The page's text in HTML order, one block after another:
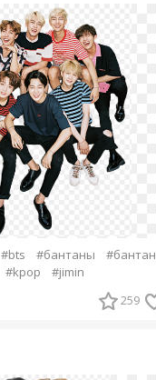
#bts #бантаны
#бантан
#kpop #jimin
259